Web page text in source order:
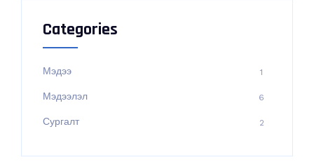
Categories
Мэдээ 1
Мэдээлэл 6
Сургалт 2